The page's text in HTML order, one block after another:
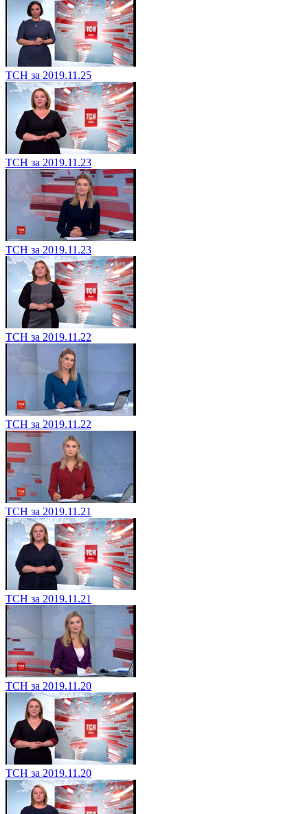
ТСН за 2019.11.25
ТСН за 2019.11.23
ТСН за 2019.11.23
ТСН за 2019.11.22
ТСН за 2019.11.22
ТСН за 2019.11.21
ТСН за 2019.11.21
ТСН за 2019.11.20
ТСН за 2019.11.20